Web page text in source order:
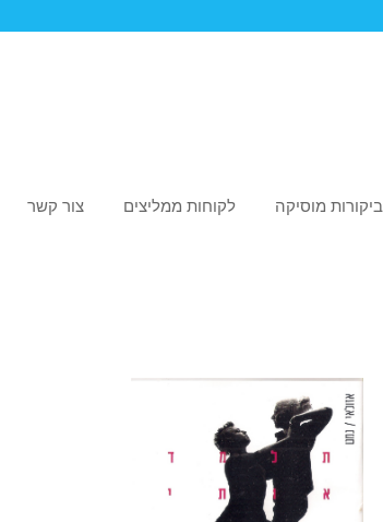
ביקורות מוסיקה לקוחות ממליצים צור קשר